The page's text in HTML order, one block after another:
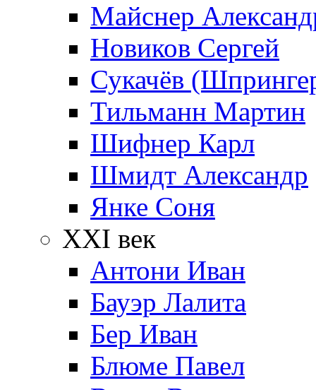
Майснер
Новиков Сергей
Сукачёв
Тильманн Мартин
Шифнер Карл
Шмидт Александр
Янке Соня
XXI век
Антони Иван
Бауэр Лалита
Бер Иван
Блюме Павел